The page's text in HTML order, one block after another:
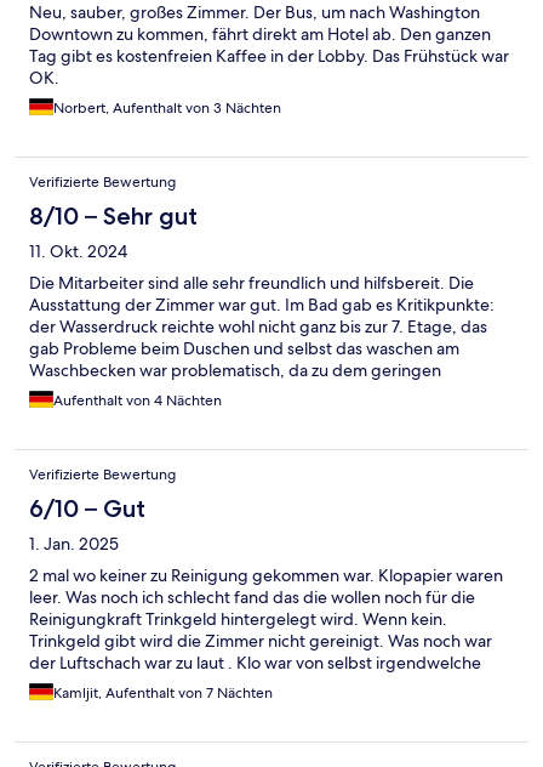
Neu, sauber, großes Zimmer. Der Bus, um nach Washington
Downtown zu kommen, fährt direkt am Hotel ab. Den ganzen
Tag gibt es kostenfreien Kaffee in der Lobby. Das Frühstück war
OK.
Norbert, Aufenthalt von 3 Nächten
Verifizierte Bewertung
8/10 – Sehr gut
11. Okt. 2024
Die Mitarbeiter sind alle sehr freundlich und hilfsbereit. Die
Ausstattung der Zimmer war gut. Im Bad gab es Kritikpunkte:
der Wasserdruck reichte wohl nicht ganz bis zur 7. Etage, das
gab Probleme beim Duschen und selbst das waschen am
Waschbecken war problematisch, da zu dem geringen
Wasserdruck auch noch ein zu kurzer Wasserhahn kommt.
Aufenthalt von 4 Nächten
Verifizierte Bewertung
6/10 – Gut
1. Jan. 2025
2 mal wo keiner zu Reinigung gekommen war. Klopapier waren
leer. Was noch ich schlecht fand das die wollen noch für die
Reinigungkraft Trinkgeld hintergelegt wird. Wenn kein.
Trinkgeld gibt wird die Zimmer nicht gereinigt. Was noch war
der Luftschach war zu laut . Klo war von selbst irgendwelche
Geräusche gemacht.
Kamljit, Aufenthalt von 7 Nächten